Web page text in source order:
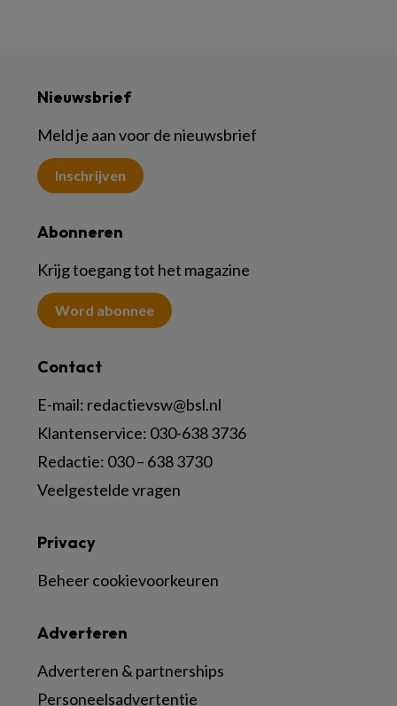
Nieuwsbrief
Meld je aan voor de nieuwsbrief
Inschrijven
Abonneren
Krijg toegang tot het magazine
Word abonnee
Contact
E-mail: redactievsw@bsl.nl
Klantenservice: 030-638 3736
Redactie: 030 – 638 3730
Veelgestelde vragen
Adverteren
Adverteren & partnerships
Personeelsadvertentie
Privacy
Beheer cookievoorkeuren